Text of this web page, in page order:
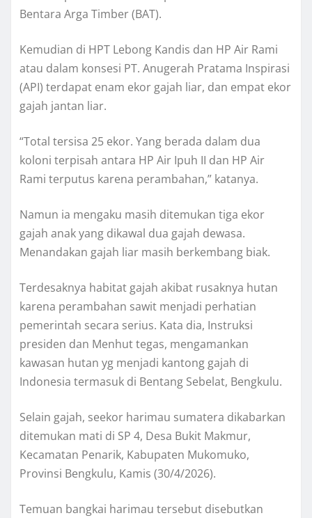
Bentara Arga Timber (BAT).
Kemudian di HPT Lebong Kandis dan HP Air Rami
atau dalam konsesi PT. Anugerah Pratama Inspirasi
(API) terdapat enam ekor gajah liar, dan empat ekor
gajah jantan liar.
“Total tersisa 25 ekor. Yang berada dalam dua
koloni terpisah antara HP Air Ipuh II dan HP Air
Rami terputus karena perambahan,” katanya.
Namun ia mengaku masih ditemukan tiga ekor
gajah anak yang dikawal dua gajah dewasa.
Menandakan gajah liar masih berkembang biak.
Terdesaknya habitat gajah akibat rusaknya hutan
karena perambahan sawit menjadi perhatian
pemerintah secara serius. Kata dia, Instruksi
presiden dan Menhut tegas, mengamankan
kawasan hutan yg menjadi kantong gajah di
Indonesia termasuk di Bentang Sebelat, Bengkulu.
Selain gajah, seekor harimau sumatera dikabarkan
ditemukan mati di SP 4, Desa Bukit Makmur,
Kecamatan Penarik, Kabupaten Mukomuko,
Provinsi Bengkulu, Kamis (30/4/2026).
Temuan bangkai harimau tersebut disebutkan